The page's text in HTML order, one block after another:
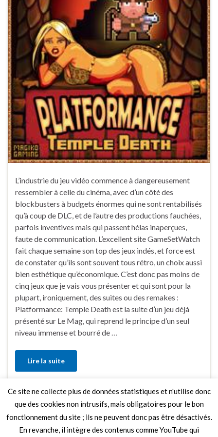
L’industrie du jeu vidéo commence à dangereusement
ressembler à celle du cinéma, avec d’un côté des
blockbusters à budgets énormes qui ne sont rentabilisés
qu’à coup de DLC, et de l’autre des productions fauchées,
parfois inventives mais qui passent hélas inaperçues,
faute de communication. L’excellent site GameSetWatch
fait chaque semaine son top des jeux indés, et force est
de constater qu’ils sont souvent tous rétro, un choix aussi
bien esthétique qu’économique. C’est donc pas moins de
cinq jeux que je vais vous présenter et qui sont pour la
plupart, ironiquement, des suites ou des remakes :
Platformance: Temple Death est la suite d’un jeu déjà
présenté sur Le Mag, qui reprend le principe d’un seul
niveau immense et bourré de …
Lire la suite
Faire un commentaire
Ce site ne collecte plus de données statistiques et n'utilise donc
que des cookies non intrusifs, mais obligatoires pour le bon
fonctionnement du site ; ils ne peuvent donc pas être désactivés.
En revanche, il intègre des contenus comme YouTube qui